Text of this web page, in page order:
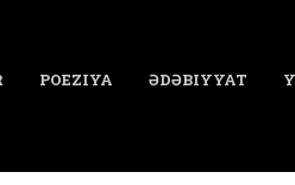
POEZIYA ƏDƏBIYYAT